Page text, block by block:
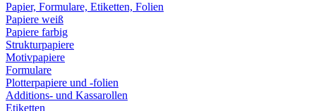
Papier, Formulare, Etiketten, Folien
Papiere weiß
Papiere farbig
Strukturpapiere
Motivpapiere
Formulare
Plotterpapiere und -folien
Additions- und Kassarollen
Etiketten